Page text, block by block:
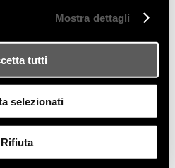
Mostra dettagli
tutti
selezionati
Rifiuta